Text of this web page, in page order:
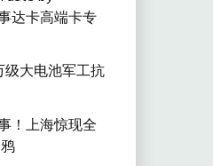
达卡高端卡专
大电池军工抗
！上海惊现全